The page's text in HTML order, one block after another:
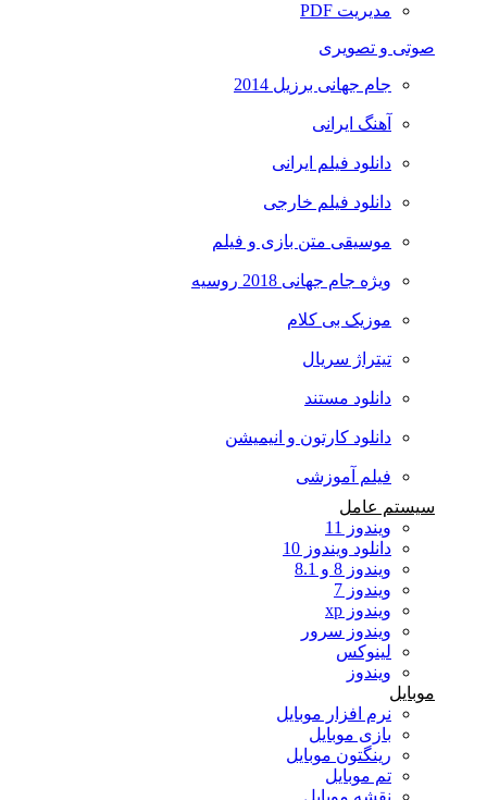
مدیریت PDF
صوتی و تصویری
جام جهانی برزیل 2014
آهنگ ایرانی
دانلود فیلم ایرانی
دانلود فیلم خارجی
موسیقی متن بازی و فیلم
ویژه جام جهانی 2018 روسیه
موزیک بی کلام
تیتراژ سریال
دانلود مستند
دانلود کارتون و انیمیشن
فیلم آموزشی
سیستم عامل
ویندوز 11
دانلود ویندوز 10
ویندوز 8 و 8.1
ویندوز 7
ویندوز xp
ویندوز سرور
لینوکس
ویندوز
موبایل
نرم افزار موبایل
بازی موبایل
رینگتون موبایل
تم موبایل
نقشه موبایل